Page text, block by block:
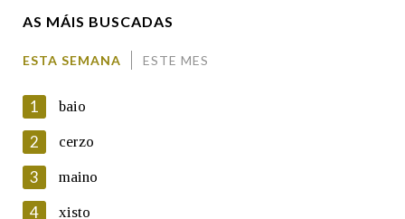
En cumprimento da normativa vixente en materia de
Protección de Datos de Carácter Persoal, a Real Academia
AS MÁIS BUSCADAS
ESTA SEMANA ESTE MES
1 baio
2 cerzo
3 maino
4 xisto